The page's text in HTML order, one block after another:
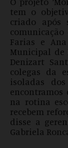
tem o
criado após
Farias e
Municipal de
Denizart
colegas da
isoladas
na rotina
recebem
disse a
Gabriela